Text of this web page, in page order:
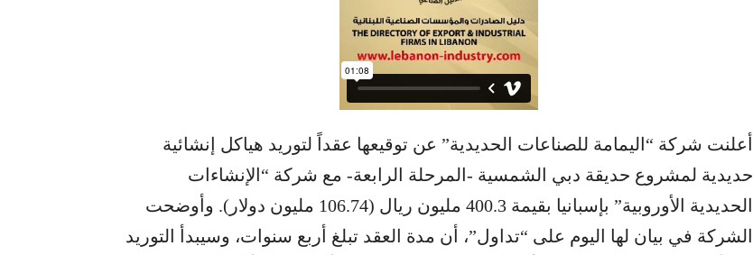
أعلنت شركة “اليمامة للصناعات الحديدية” عن توقيعها عقداً لتوريد هياكل إنشائية
حديدية لمشروع حديقة دبي الشمسية -المرحلة الرابعة- مع شركة “الإنشاءات
الحديدية الأوروبية” بإسبانيا بقيمة 400.3 مليون ريال (106.74 مليون دولار). وأوضحت
الشركة في بيان لها اليوم على “تداول”، أن مدة العقد تبلغ أربع سنوات، وسيبدأ التوريد